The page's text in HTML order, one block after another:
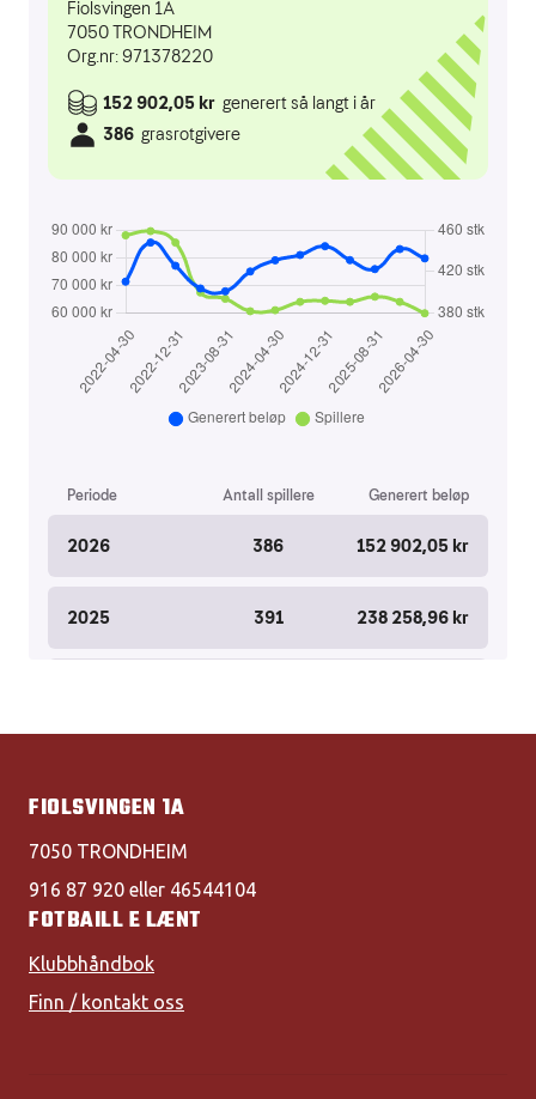
FIOLSVINGEN 1A
7050 TRONDHEIM
916 87 920 eller 46544104
FOTBAILL E LÆNT
Klubbhåndbok
Finn / kontakt oss